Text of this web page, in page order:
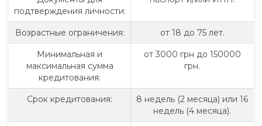
подтверждения личности:
Возрастные ограничения: от 18 до 75 лет.
Минимальная и
максимальная сумма
кредитования:
от 3000 грн до 150000
грн.
Срок кредитования:
8 недель (2 месяца) или 16
недель (4 месяца).